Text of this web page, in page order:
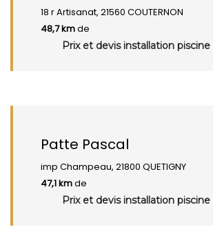
18 r Artisanat, 21560 COUTERNON
48,7 kmde
Prix et devis installation
Patte Pascal
imp Champeau, 21800 QUETIGNY
47,1 kmde
Prix et devis installation